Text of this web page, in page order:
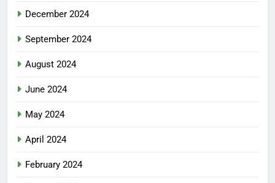
December 2024
September 2024
August 2024
June 2024
May 2024
April 2024
February 2024